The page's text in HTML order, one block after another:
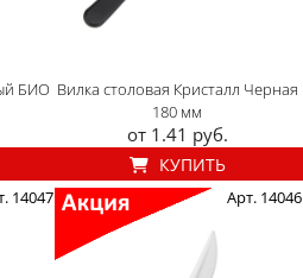
БИО Вилка столовая Кристалл Черная
180 мм
от 1.41 руб.
КУПИТЬ
14047 Арт. 14046